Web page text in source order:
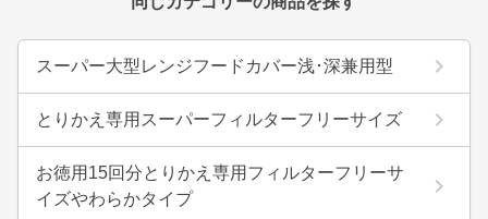
スーパー大型レンジフードカバー浅･深兼用型
とりかえ専用スーパーフィルターフリーサイズ
お徳用15回分とりかえ専用フィルターフリーサ
イズやわらかタイプ